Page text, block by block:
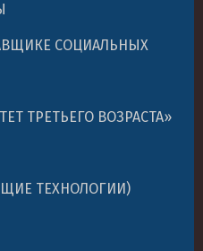
СОЦИАЛЬНЫХ
ТРЕТЬЕГО ВОЗРАСТА»
ТЕХНОЛОГИИ)